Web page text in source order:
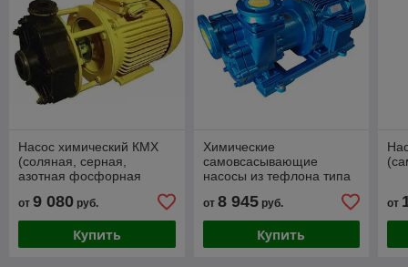
Насос химический КМХ
(соляная, серная,
азотная фосфорная
от 9 080 руб.
Купить
Химические
самовсасывающие
насосы из тефлона типа
от 8 945руб.
Купить
от